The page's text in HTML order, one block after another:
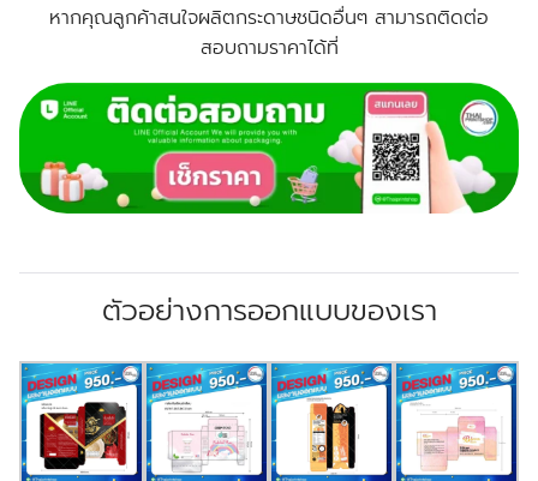
หากคุณลูกค้าสนใจผลิตกระดาษชนิดอื่นๆ สามารถติดต่อ
สอบถามราคาได้ที่
ตัวอย่างการออกแบบของเรา